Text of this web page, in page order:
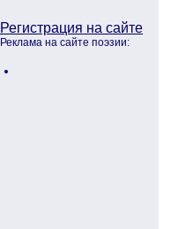
Регистрация на сайте
Реклама на сайте поэзии: